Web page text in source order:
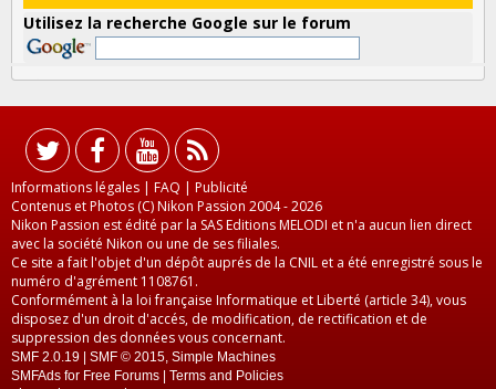
Utilisez la recherche Google sur le forum
Informations légales | FAQ | Publicité
Contenus et Photos (C) Nikon Passion 2004 - 2026
Nikon Passion est édité par la SAS Editions MELODI et n'a aucun lien direct
avec la société Nikon ou une de ses filiales.
Ce site a fait l'objet d'un dépôt auprés de la CNIL et a été enregistré sous le
numéro d'agrément 1108761.
Conformément à la loi française Informatique et Liberté (article 34), vous
disposez d'un droit d'accés, de modification, de rectification et de
suppression des données vous concernant.
SMF 2.0.19 | SMF © 2015, Simple Machines
SMFAds for Free Forums | Terms and Policies